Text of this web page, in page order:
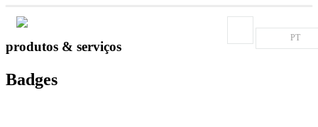
PT
produtos & serviços
Badges